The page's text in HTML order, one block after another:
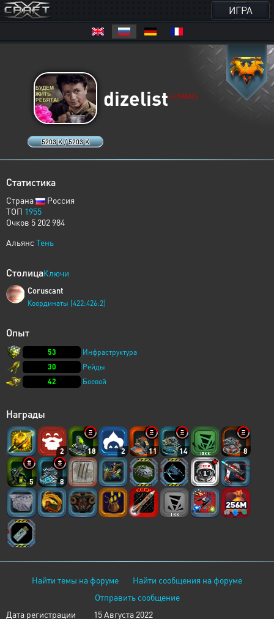
ИГРА
5203 K / 5203 K
dizelistHUMANS
Статистика
Страна
Россия
ТОП 1955
Очков 5 202 984
Альянс Тень
СтолицаКлючи
Coruscant
Координаты [422:426:2]
Опыт
53
Инфраструктура
30
Рейды
42
Боевой
Награды
2 18 2 11 14 8
5 8
Найти темы на форуме
Найти сообщения на форуме
Отправить сообщение
Дата регистрации
15 Августа 2022